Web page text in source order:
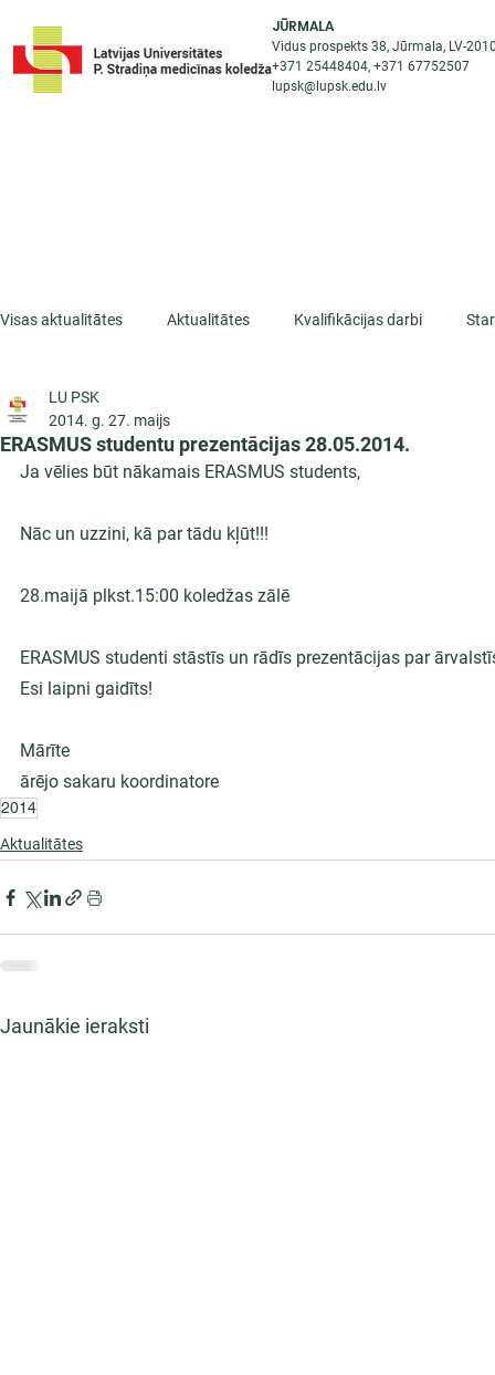
JŪRMALA
Vidus prospekts 38, Jūrmala, LV-
+371 25448404, +371 67752507
lupsk@lupsk.edu.lv
Visas aktualitātes Aktualitātes Kvalifikācijas darbi
ESF projekti
ERASMUS studentu prezentācijas 28.05.2014.
LU PSK
2014. g. 27. maijs
Ja vēlies būt nākamais ERASMUS students,
Nāc un uzzini, kā par tādu kļūt!!!
28.maijā plkst.15:00 koledžas zālē
ERASMUS studenti stāstīs un rādīs prezentācijas par
Esi laipni gaidīts!
Mārīte
ārējo sakaru koordinatore
2014
Aktualitātes
Jaunākie ieraksti